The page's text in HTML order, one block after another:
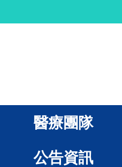
醫療團隊
公告資訊